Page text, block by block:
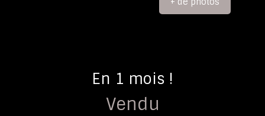
En 1 mois !
Vendu